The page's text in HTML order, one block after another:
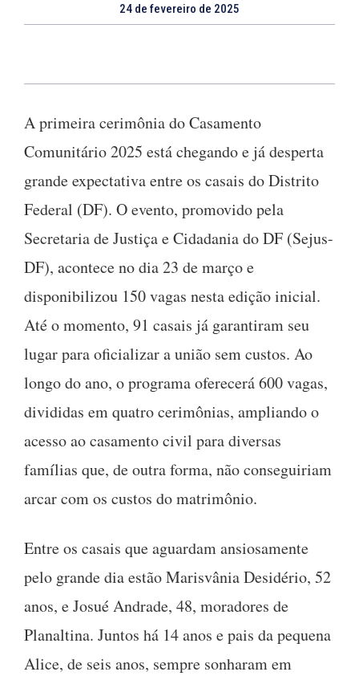
24 de fevereiro de 2025
A primeira cerimônia do Casamento
Comunitário 2025 está chegando e já desperta
grande expectativa entre os casais do Distrito
Federal (DF). O evento, promovido pela
Secretaria de Justiça e Cidadania do DF (Sejus-
DF), acontece no dia 23 de março e
disponibilizou 150 vagas nesta edição inicial.
Até o momento, 91 casais já garantiram seu
lugar para oficializar a união sem custos. Ao
longo do ano, o programa oferecerá 600 vagas,
divididas em quatro cerimônias, ampliando o
acesso ao casamento civil para diversas
famílias que, de outra forma, não conseguiriam
arcar com os custos do matrimônio.
Entre os casais que aguardam ansiosamente
pelo grande dia estão Marisvânia Desidério, 52
anos, e Josué Andrade, 48, moradores de
Planaltina. Juntos há 14 anos e pais da pequena
Alice, de seis anos, sempre sonharam em